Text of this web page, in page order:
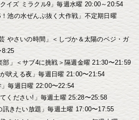
イズ ミラクル9」毎週水曜 20:00～20:54
池の水ぜんぶ抜く大作戦」不定期日曜
やさいの時間」＜しづか＆太陽のベジ・ガ
8:25
部」＜サブ4に挑戦＞隔週金曜 21:30〜21:59
吠える夜」毎週日曜 21:00〜21:54
毎週日曜 22:00〜22:54
ください!」毎週土曜 25:28〜25:58
訊きたい放題」毎週土曜 17:00〜17:55